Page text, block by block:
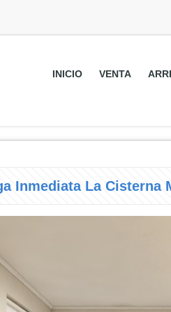
INICIO VENTA
Inmediata La Cisterna